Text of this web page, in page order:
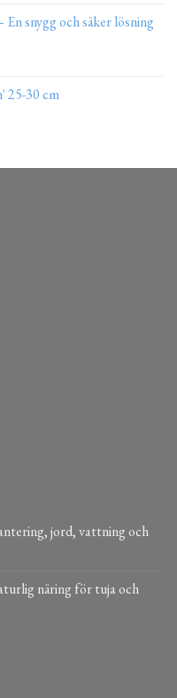
snygg och säker lösning
25-30 cm
jord, vattning och
näring för tuja och